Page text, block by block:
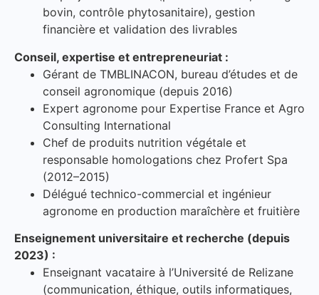
bovin, contrôle phytosanitaire), gestion
financière et validation des livrables
Conseil, expertise et entrepreneuriat :
Gérant de TMBLINACON, bureau d’études et de
conseil agronomique (depuis 2016)
Expert agronome pour Expertise France et Agro
Consulting International
Chef de produits nutrition végétale et
responsable homologations chez Profert Spa
(2012–2015)
Délégué technico-commercial et ingénieur
agronome en production maraîchère et fruitière
Enseignement universitaire et recherche (depuis
2023) :
Enseignant vacataire à l’Université de Relizane
(communication, éthique, outils informatiques,